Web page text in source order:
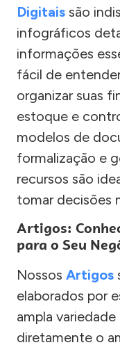
Digitais são
infográficos
informações
fácil de
organizar suas
estoque e
modelos de
formalização e
recursos são
tomar decisões
Artigos:
para o Seu
Nossos Artigos
elaborados por
ampla
diretamente o